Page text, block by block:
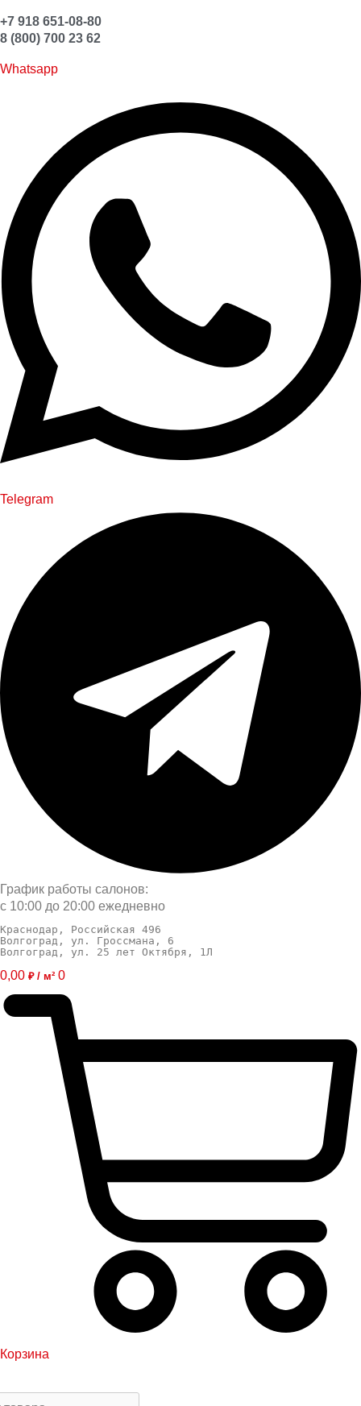
+7 918 651-08-80
8 (800) 700 23 62
Whatsapp
Telegram
График работы салонов:
с 10:00 до 20:00 ежедневно
Краснодар, Российская 496
Волгоград, ул. Гроссмана, 6
Волгоград, ул. 25 лет Октября, 1Л
0,00 ₽ / м² 0
Корзина